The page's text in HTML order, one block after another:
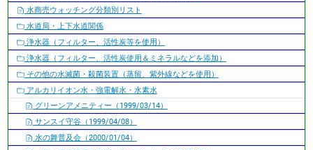
水商売ウォッチング分類別リスト
水道局・上下水道関係
浄水器（フィルター、活性炭等を使用）
浄水器（フィルター、活性炭使用＆ミネラルなどを添加）
その他の水滅菌・殺菌装置（蒸留、紫外線などを使用）
アルカリイオン水・強電解水・水素水
グリーンアメニティー（1999/03/14）
サンスイ守谷（1999/04/08）
水の舞普及会（2000/01/04）